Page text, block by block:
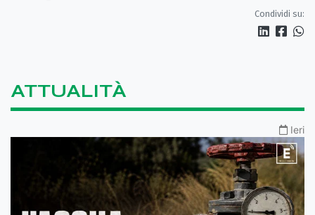
Condividi su:
ATTUALITÀ
Ieri